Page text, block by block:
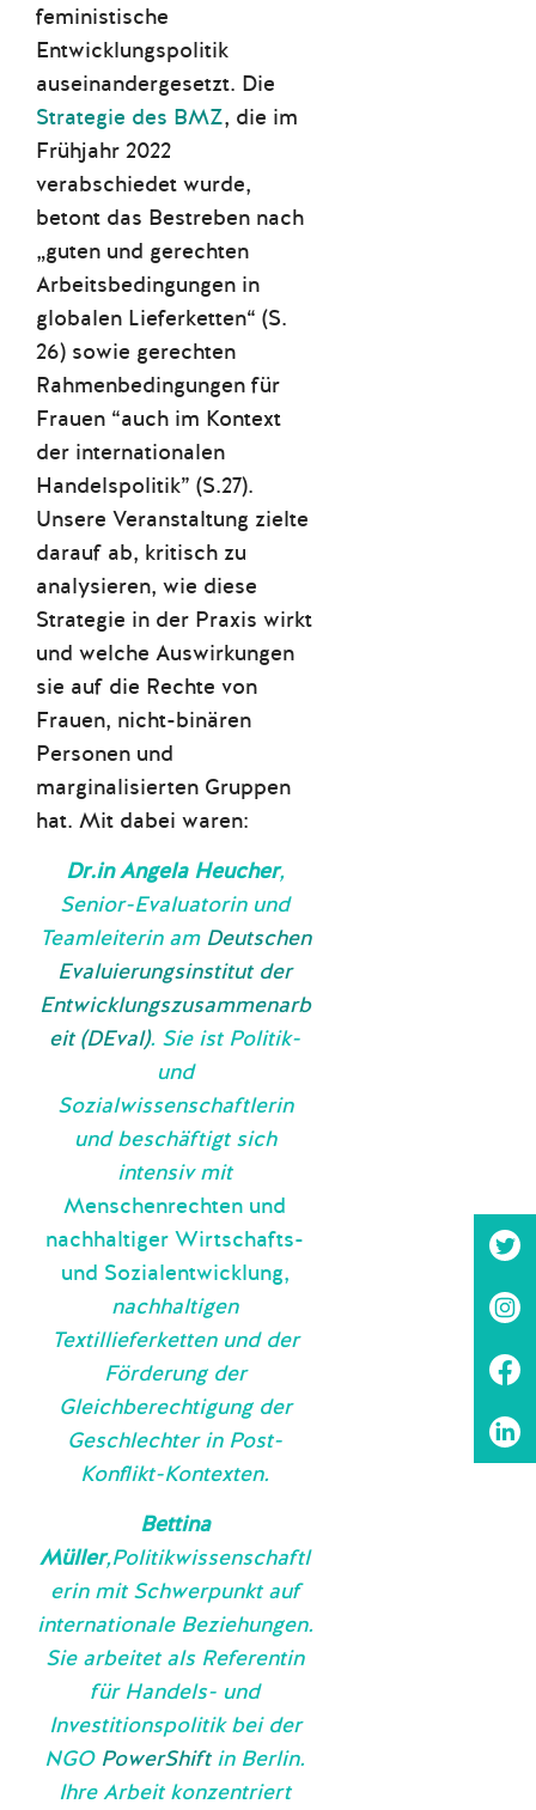
feministische
Entwicklungspolitik
auseinandergesetzt. Die
Strategie des BMZ, die im
Frühjahr 2022
verabschiedet wurde,
betont das Bestreben nach
„guten und gerechten
Arbeitsbedingungen in
globalen Lieferketten“ (S.
26) sowie gerechten
Rahmenbedingungen für
Frauen “auch im Kontext
der internationalen
Handelspolitik” (S.27).
Unsere Veranstaltung zielte
darauf ab, kritisch zu
analysieren, wie diese
Strategie in der Praxis wirkt
und welche Auswirkungen
sie auf die Rechte von
Frauen, nicht-binären
Personen und
marginalisierten Gruppen
hat. Mit dabei waren:
Dr.in Angela Heucher,
Senior-Evaluatorin und
Teamleiterin amDeutschen
Evaluierungsinstitut der
Entwicklungszusammenarb
eit (DEval). Sie ist Politik-
und
Sozialwissenschaftlerin
und beschäftigt sich
intensiv mit
Menschenrechten und
nachhaltiger Wirtschafts-
und Sozialentwicklung,
nachhaltigen
Textillieferketten und der
Förderung der
Gleichberechtigung der
Geschlechter in Post-
Konflikt-Kontexten.
Bettina
Müller,Politikwissenschaftl
erin mit Schwerpunkt auf
internationale Beziehungen.
Sie arbeitet als Referentin
für Handels- und
Investitionspolitik bei der
NGO PowerShiftin Berlin.
Ihre Arbeit konzentriert